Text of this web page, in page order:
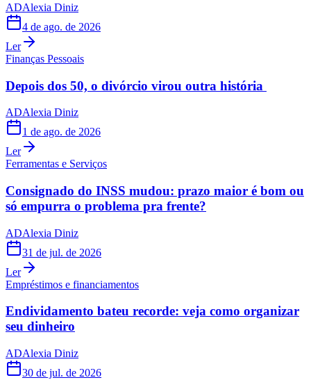
ADAlexia Diniz
4 de ago. de 2026
Ler
Finanças Pessoais
Depois dos 50, o divórcio virou outra história
ADAlexia Diniz
1 de ago. de 2026
Ler
Ferramentas e Serviços
Consignado do INSS mudou: prazo maior é bom ou
só empurra o problema pra frente?
ADAlexia Diniz
31 de jul. de 2026
Ler
Empréstimos e financiamentos
Endividamento bateu recorde: veja como organizar
seu dinheiro
ADAlexia Diniz
30 de jul. de 2026